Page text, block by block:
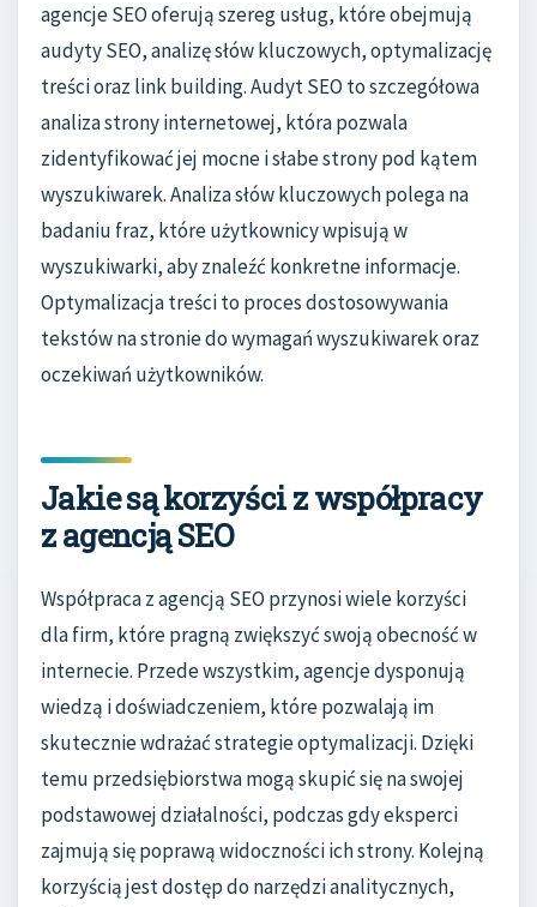
agencje SEO oferują szereg usług, które obejmują
audyty SEO, analizę słów kluczowych, optymalizację
treści oraz link building. Audyt SEO to szczegółowa
analiza strony internetowej, która pozwala
zidentyfikować jej mocne i słabe strony pod kątem
wyszukiwarek. Analiza słów kluczowych polega na
badaniu fraz, które użytkownicy wpisują w
wyszukiwarki, aby znaleźć konkretne informacje.
Optymalizacja treści to proces dostosowywania
tekstów na stronie do wymagań wyszukiwarek oraz
oczekiwań użytkowników.
Jakie są korzyści z współpracy
z agencją SEO
Współpraca z agencją SEO przynosi wiele korzyści
dla firm, które pragną zwiększyć swoją obecność w
internecie. Przede wszystkim, agencje dysponują
wiedzą i doświadczeniem, które pozwalają im
skutecznie wdrażać strategie optymalizacji. Dzięki
temu przedsiębiorstwa mogą skupić się na swojej
podstawowej działalności, podczas gdy eksperci
zajmują się poprawą widoczności ich strony. Kolejną
korzyścią jest dostęp do narzędzi analitycznych,